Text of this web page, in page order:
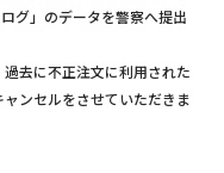
グ」のデータを警察へ提出
去に不正注文に利用された
ンセルをさせていただきま